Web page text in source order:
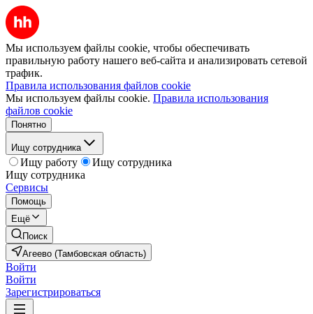
Мы используем файлы cookie, чтобы обеспечивать
правильную работу нашего веб-сайта и анализировать сетевой
трафик.
Правила использования файлов cookie
Мы используем файлы cookie. Правила использования
файлов cookie
Понятно
Ищу сотрудника
Ищу работу
Ищу сотрудника
Ищу сотрудника
Сервисы
Помощь
Ещё
Поиск
Агеево (Тамбовская область)
Войти
Войти
Зарегистрироваться